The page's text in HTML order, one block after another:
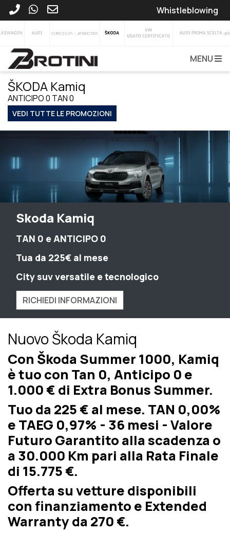
Whistleblowing
MENU
ŠKODA Kamiq
ANTICIPO 0 TAN 0
VEDI TUTTE LE PROMOZIONI
Skoda Kamiq
TAN 0 e ANTICIPO 0
Tua da 225€ al mese
City suv versatile e tecnologico
RICHIEDI INFORMAZIONI
Nuovo Škoda Kamiq
Con Škoda Summer 1000, Kamiq
è tuo con Tan 0, Anticipo 0 e
1.000 € di Extra Bonus Summer.
Tuo da 225 € al mese. TAN 0,00%
e TAEG 0,97% - 36 mesi - Valore
Futuro Garantito alla scadenza o
a 30.000 Km pari alla Rata Finale
di 15.775 €.
Offerta su vetture disponibili
con finanziamento e Extended
Warranty da 270 €.